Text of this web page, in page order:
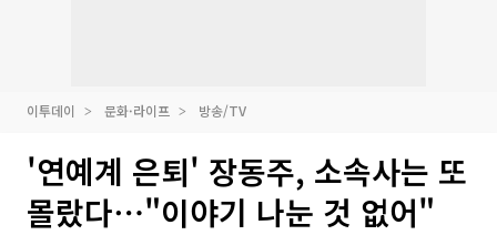
이투데이 문화·라이프 방송/TV
'연예계 은퇴' 장동주, 소속사는 또
몰랐다⋯"이야기 나눈 것 없어"